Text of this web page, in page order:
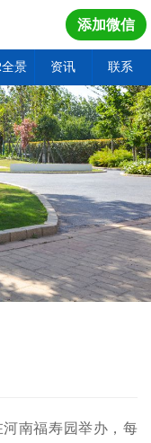
添加微信
景 资讯 联系
南福寿园举办，每